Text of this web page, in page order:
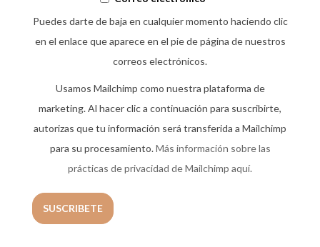
Puedes darte de baja en cualquier momento haciendo clic
en el enlace que aparece en el pie de página de nuestros
correos electrónicos.
Usamos Mailchimp como nuestra plataforma de
marketing. Al hacer clic a continuación para suscribirte,
autorizas que tu información será transferida a Mailchimp
para su procesamiento.Más información sobre las
prácticas de privacidad de Mailchimp aquí.